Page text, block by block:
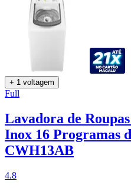
+ 1 voltagem
Full
Lavadora de
Inox 16 Programas
CWH13AB
4.8